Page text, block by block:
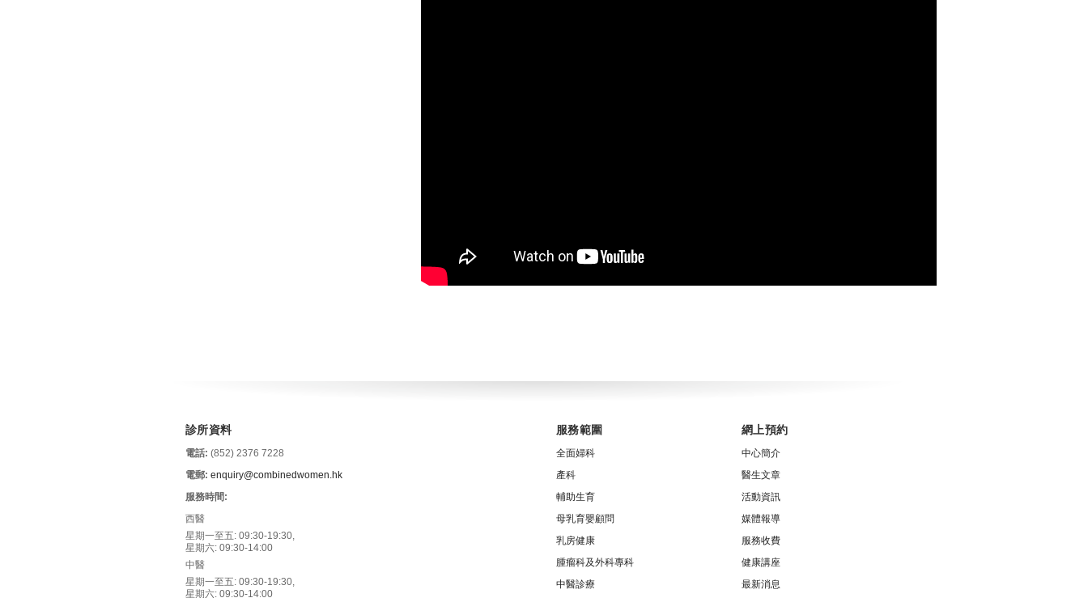
診所資料
電話: (852) 2376 7228
電郵: enquiry@combinedwomen.hk
服務時間:
西醫
星期一至五: 09:30-19:30,
星期六: 09:30-14:00
中醫
星期一至五: 09:30-19:30,
星期六: 09:30-14:00
服務範圍
全面婦科
產科
輔助生育
母乳育嬰顧問
乳房健康
腫瘤科及外科專科
中醫診療
網上預約
中心簡介
醫生文章
活動資訊
媒體報導
服務收費
健康講座
最新消息